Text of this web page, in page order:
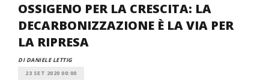
OSSIGENO PER LA CRESCITA: LA
DECARBONIZZAZIONE È LA VIA PER
LA RIPRESA
DI DANIELE LETTIG
23 SET 2020 00:00